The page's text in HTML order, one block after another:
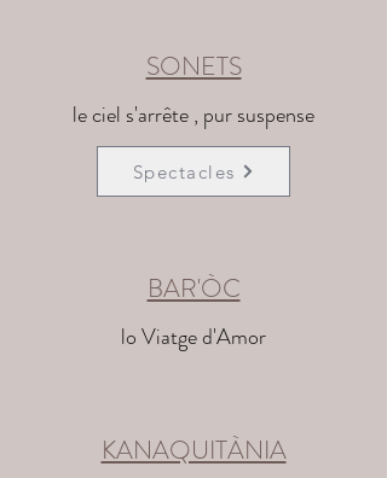
SONETS
le ciel s'arrête , pursuspense
Spectacles
BAR'ÒC
lo Viatge d'Amor
KANAQUITÀNIA